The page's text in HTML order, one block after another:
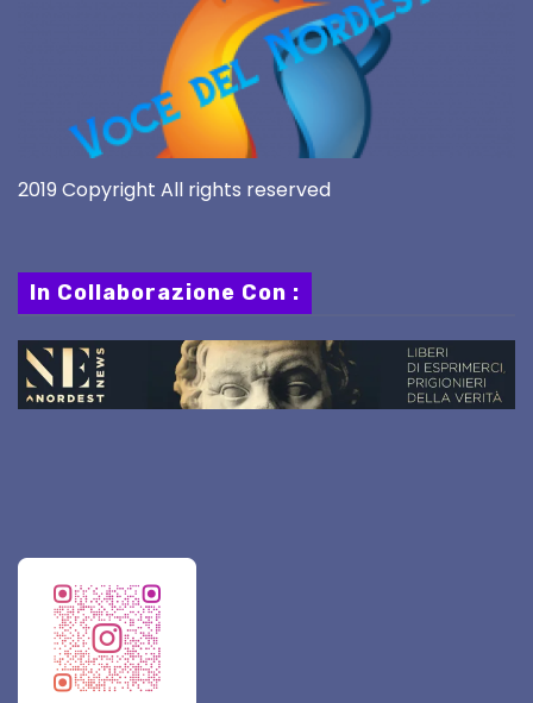
2019 Copyright All rights reserved
In Collaborazione Con :